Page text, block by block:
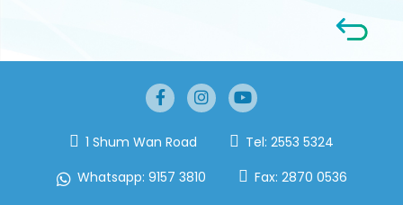
1 Shum Wan Road Tel: 2553 5324
Whatsapp: 9157 3810 Fax: 2870 0536